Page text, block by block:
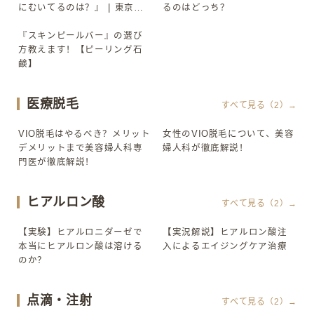
にむいてるのは？』 | 東京美
#美容皮膚科 #美容
るのはどっち？
▶
『スキンピールバー』の選び
方教えます！【ピーリング石
鹸】
医療脱毛 すべて見る（2）→
▶
VIO脱毛はやるべき？メリット
デメリットまで美容婦人科専
門医が徹底解説！
▶
女性のVIO脱毛について、美容
婦人科が徹底解説！
ヒアルロン酸 すべて見る（2）→
▶
【実験】ヒアルロニダーゼで
本当にヒアルロン酸は溶ける
のか？
▶
【実況解説】ヒアルロン酸注
入によるエイジングケア治療
点滴・注射 すべて見る（2）→